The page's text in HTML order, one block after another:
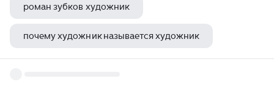
роман зубков художник
почему художник называется художник